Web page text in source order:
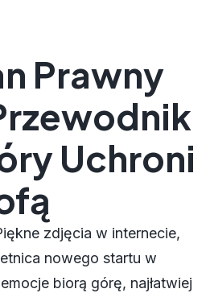
Prawny
Uchroni
zdjęcia w internecie,
nowego startu w
biorą górę, najłatwiej